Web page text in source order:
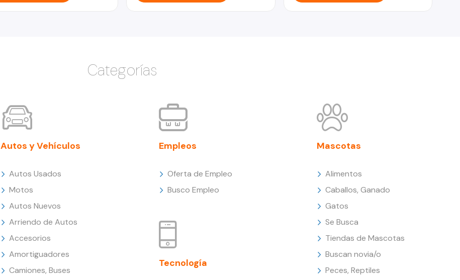
Categorías
Autos y Vehículos
Autos Usados
Motos
Autos Nuevos
Arriendo de Autos
Accesorios
Amortiguadores
Camiones, Buses
Empleos
Oferta de Empleo
Busco Empleo
Tecnología
Mascotas
Alimentos
Caballos, Ganado
Gatos
Se Busca
Tiendas de Mascotas
Buscan novia/o
Peces, Reptiles